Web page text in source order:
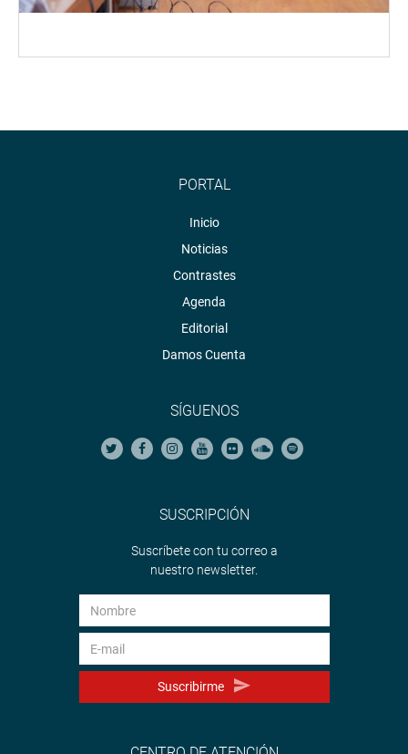
PORTAL
Inicio
Noticias
Contrastes
Agenda
Editorial
Damos Cuenta
SÍGUENOS
SUSCRIPCIÓN
Suscríbete con tu correo a
nuestro newsletter.
Suscribirme